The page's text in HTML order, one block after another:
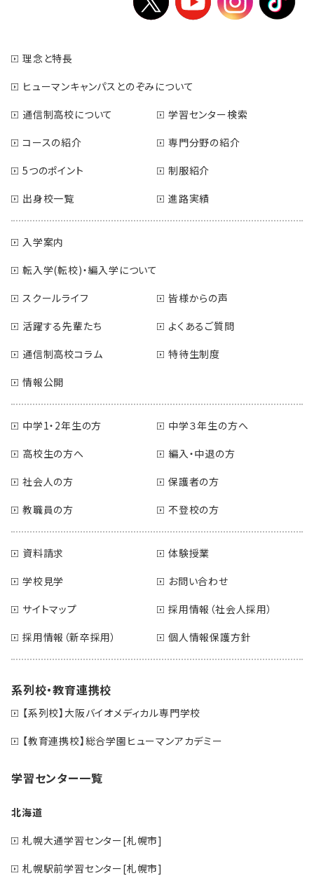
理念と特長
ヒューマンキャンパスとのぞみについて
通信制高校について
学習センター検索
コースの紹介
専門分野の紹介
5つのポイント
制服紹介
出身校一覧
進路実績
入学案内
転入学(転校)・編入学について
スクールライフ
皆様からの声
活躍する先輩たち
よくあるご質問
通信制高校コラム
特待生制度
情報公開
中学1・2年生の方
中学３年生の方へ
高校生の方へ
編入・中退の方
社会人の方
保護者の方
教職員の方
不登校の方
資料請求
体験授業
学校見学
お問い合わせ
サイトマップ
採用情報（社会人採用）
採用情報（新卒採用）
個人情報保護方針
系列校・教育連携校
【系列校】大阪バイオメディカル専門学校
【教育連携校】総合学園ヒューマンアカデミー
学習センター一覧
北海道
札幌大通学習センター[札幌市]
札幌駅前学習センター[札幌市]